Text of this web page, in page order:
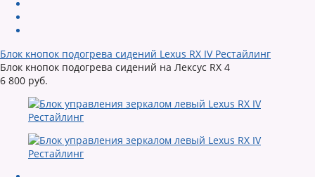
Блок кнопок подогрева сидений Lexus RX IV Рестайлинг
Блок кнопок подогрева сидений на Лексус RX 4
6 800 руб.